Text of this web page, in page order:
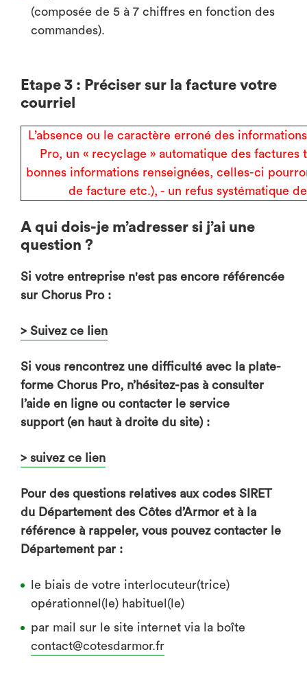
(composée de 5 à 7 chiffres en fonction des
commandes).
Etape 3 : Préciser sur la facture votre
courriel
L’absence ou le caractère erroné des
Pro, un « recyclage » automatique des
bonnes informations renseignées, celles-ci
de facture etc.), - un refus systématique
A qui dois-je m’adresser si j’ai une
question ?
Si votre entreprise n'est pas encore référencée
sur Chorus Pro :
> Suivez ce lien
Si vous rencontrez une difficulté avec la plate-
forme Chorus Pro, n’hésitez-pas à consulter
l’aide en ligne ou contacter le service
support (en haut à droite du site) :
> suivez ce lien
Pour des questions relatives aux codes SIRET
du Département des Côtes d’Armor et à la
référence à rappeler, vous pouvez contacter le
Département par :
le biais de votre interlocuteur(trice)
opérationnel(le) habituel(le)
par mail sur le site internet via la boîte
contact@cotesdarmor.fr